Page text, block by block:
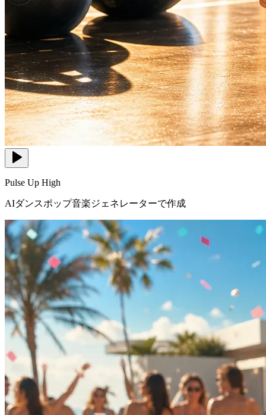
Pulse Up High
AIダンスポップ音楽ジェネレーターで作成